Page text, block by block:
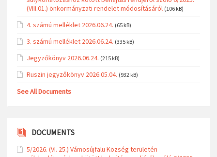
(VIII.01.) önkormányzati rendelet módosításáról (106 kB)
4. számú melléklet 2026.06.24. (65 kB)
3. számú melléklet 2026.06.24. (335 kB)
Jegyzőkönyv 2026.06.24. (215 kB)
Ruszin jegyzőkönyv 2026.05.04. (932 kB)
See All Documents
DOCUMENTS
5/2026. (VI. 25.) Vámosújfalu Község területén